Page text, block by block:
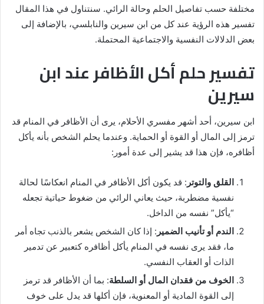
مختلفة حسب تفاصيل الحلم وحالة الرائي. سنتناول في هذا المقال
تفسير هذه الرؤية عند كل من ابن سيرين والنابلسي، بالإضافة إلى
بعض الدلالات النفسية والاجتماعية المحتملة.
تفسير حلم أكل الأظافر عند ابن
سيرين
ابن سيرين، أحد أشهر مفسري الأحلام، يرى أن الأظافر في المنام قد
ترمز إلى المال أو القوة أو الحماية. وعندما يحلم الشخص بأنه يأكل
أظافره، فإن هذا قد يشير إلى عدة أمور:
القلق والتوتر : قد يكون أكل الأظافر في المنام انعكاسًا لحالة
نفسية مضطربة، حيث يعاني الرائي من ضغوط حياتية تجعله
“يأكل” نفسه من الداخل.
الندم أو تأنيب الضمير : إذا كان الشخص يشعر بالذنب تجاه أمر
ما، فقد يرى نفسه في المنام يأكل أظافره كتعبير عن تدمير
الذات أو العقاب النفسي.
الخوف من فقدان المال أو السلطة: بما أن الأظافر قد ترمز
إلى القوة المادية أو المعنوية، فإن أكلها قد يدل على خوف